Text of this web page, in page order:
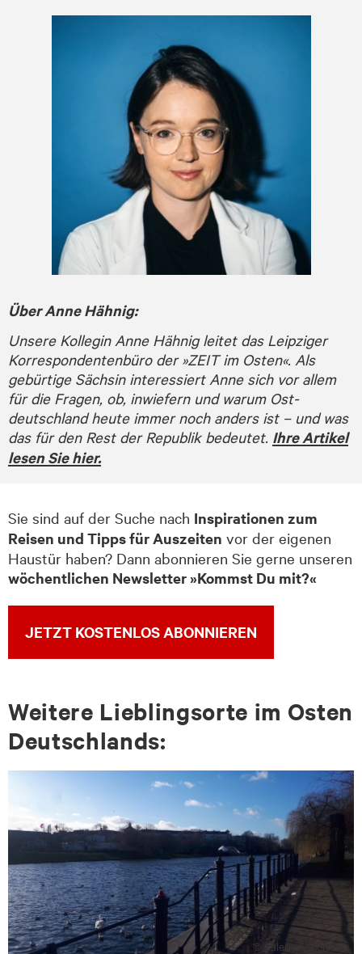
Über Anne Hähnig:
Unsere Kollegin Anne Hähnig leitet das Leipziger
Korrespondentenbüro der »ZEIT im Osten«. Als
gebürtige Sächsin interessiert Anne sich vor allem
für die Fragen, ob, inwiefern und warum Ost­
deutschland heute immer noch anders ist – und was
das für den Rest der Republik bedeutet. Ihre Artikel
lesen Sie hier.
Sie sind auf der Suche nach Inspirationen zum
Reisen und Tipps für Auszeiten vor der eigenen
Haustür haben? Dann abonnieren Sie gerne unseren
wöchentlichen Newsletter »Kommst Du mit?«
JETZT KOSTENLOS ABONNIEREN
Wei­te­re Lieb­lings­or­te im Os­ten
Deutsch­lands:
© Valerie Schönian